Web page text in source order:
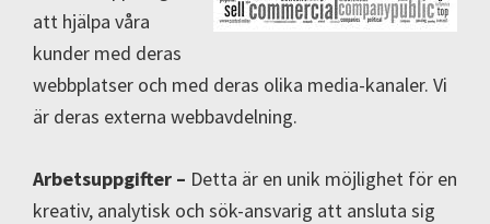
att hjälpa våra
kunder med deras
webbplatser och med deras olika media-kanaler. Vi
är deras externa webbavdelning.
Arbetsuppgifter – Detta är en unik möjlighet för en
kreativ, analytisk och sök-ansvarig att ansluta sig